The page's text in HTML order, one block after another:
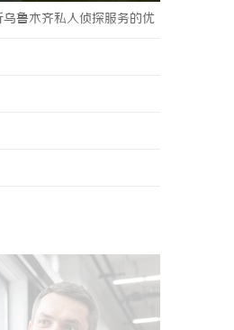
乌鲁木齐私人侦探服务的优